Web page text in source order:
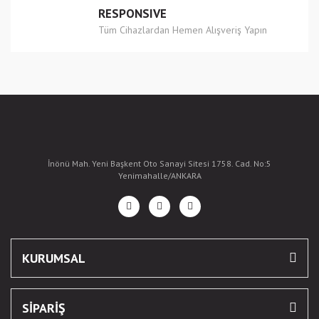
RESPONSIVE
Tüm Cihazlardan Hemen Alışveriş Yapın
İnönü Mah. Yeni Başkent Oto Sanayi Sitesi 1758. Cad. No:5
Yenimahalle/ANKARA
KURUMSAL
SİPARİŞ